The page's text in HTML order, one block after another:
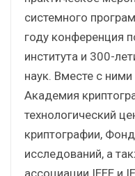
системного
году конференция
института и 300-
наук. Вместе с
Академия
технологический
криптографии,
исследований, а